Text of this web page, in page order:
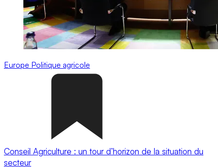
Europe Politique agricole
Conseil Agriculture : un tour d’horizon de la situation du
secteur